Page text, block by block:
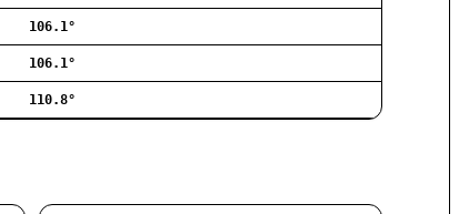
Lillerød
Lyngby
Rødovre
Valby
106.1°
106.1°
110.8°